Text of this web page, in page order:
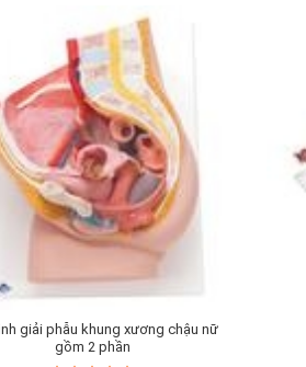
giải phẫu khung xương chậu nữ
gồm 2 phần